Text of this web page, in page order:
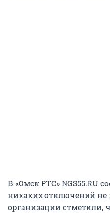
В «Омск РТС» NGS55.RU
никаких отключений не
организации отметили,